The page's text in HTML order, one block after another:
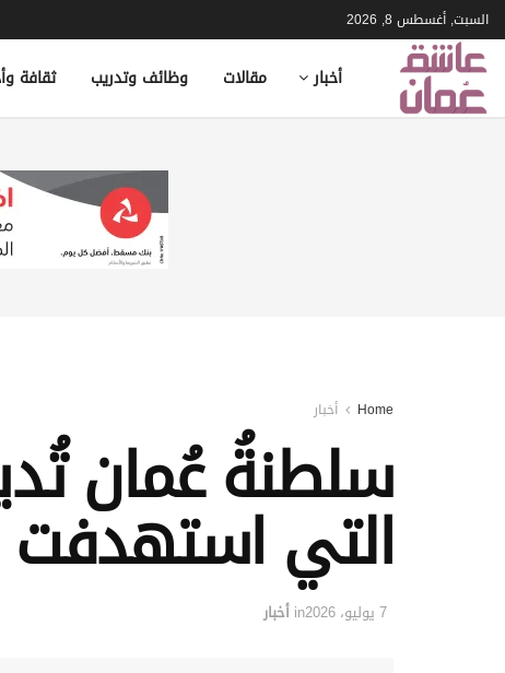
السبت, أغسطس 8, 2026
أخبار مقالات وظائف وتدريب ثقافة
Home أخبار
سلطنةُ عُمان
التي استهدفت
7 يوليو، 2026 in أخبار